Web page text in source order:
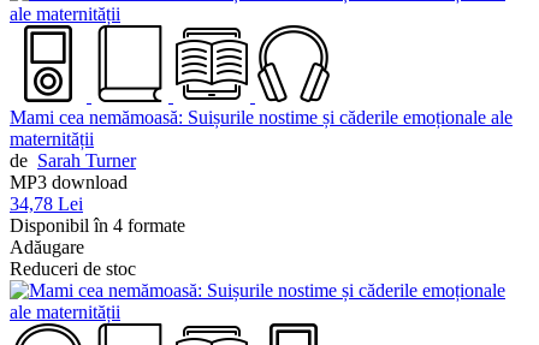
Mami cea nemămoasă: Suișurile nostime și căderile emoționale ale
maternității
de Sarah Turner
MP3 download
34,78 Lei
Disponibil în 4 formate
Adăugare
Reduceri de stoc